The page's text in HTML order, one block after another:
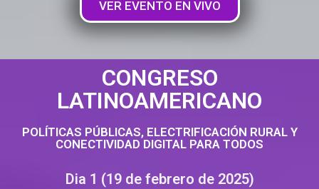
VER EVENTO EN VIVO
CONGRESO
LATINOAMERICANO
POLÍTICAS PÚBLICAS, ELECTRIFICACIÓN RURAL Y
CONECTIVIDAD DIGITAL PARA TODOS
Dia 1 (19 de febrero de 2025)